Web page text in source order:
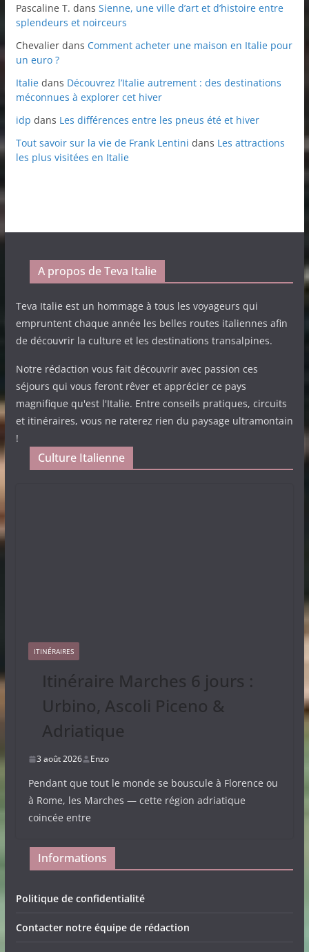
Pascaline T. dans Sienne, une ville d’art et d’histoire entre
splendeurs et noirceurs
Chevalierdans Comment acheter une maison en Italie pour
un euro ?
Italiedans Découvrez l’Italie autrement : des destinations
méconnues à explorer cet hiver
idp dans Les différences entre les pneus été et hiver
Tout savoir sur la vie de Frank Lentini dans Les attractions
les plus visitées en Italie
A propos de Teva Italie
Teva Italie est un hommage à tous les voyageurs qui
empruntent chaque année les belles routes italiennes afin
de découvrir la culture et les destinations transalpines.
Notre rédaction vous fait découvrir avec passion ces
séjours qui vous feront rêver et apprécier ce pays
magnifique qu'est l'Italie. Entre conseils pratiques, circuits
et itinéraires, vous ne raterez rien du paysage ultramontain
!
Culture Italienne
ITINÉRAIRES
Itinéraire Marches 6 jours :
Urbino, Ascoli Piceno &
Adriatique
3 août 2026 Enzo
Pendant que tout le monde se bouscule à Florence ou
à Rome, les Marches — cette région adriatique
coincée entre
Informations
Politique de confidentialité
Contacter notre équipe de rédaction